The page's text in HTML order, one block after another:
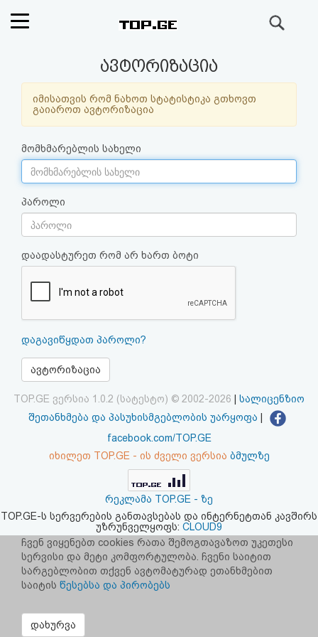
ფოსტა
კითხვა-
პასუხი
ავტორიზაცია
რეგისტრაცია
პაროლის
HTML
კოდი
შეთანხმება
პასუხისმგებლობის
უარყოფა
ავტორიზაცია
იმისათვის რომ ნახოთ სტატისტიკა გთხოვთ
გაიაროთ ავტორიზაცია
მომხმარებლის სახელი
პაროლი
დაადასტურეთ რომ არ ხართ ბოტი
დაგავიწყდათ პაროლი?
ავტორიზაცია
TOP.GE ვერსია 1.0.2 (სატესტო) © 2002-2026
სალიცენზიო
შეთანხმება და პასუხისმგებლობის უარყოფა
facebook.com/TOP.GE
იხილეთ TOP.GE - ის ძველი ვერსია ბმულზე
რეკლამა TOP.GE - ზე
TOP.GE-ს სერვერების განთავსებას და ინტერნეტთან კავშირს
უზრუნველყოფს: CLOUD9
ჩვენ ვიყენებთ cookies რათა შემოგთავაზოთ უკეთესი
სერვისი და მეტი კომფორტულობა. ჩვენი საიტით
სარგებლობით თქვენ ავტომატურად ეთანხმებით
საიტის წესებსა და პირობებს
დახურვა